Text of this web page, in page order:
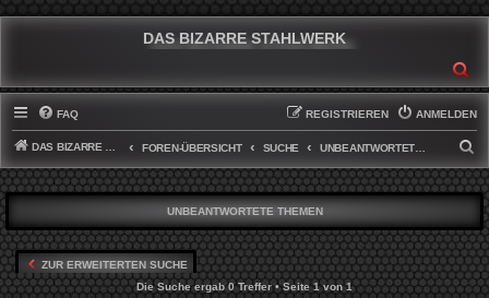
DAS BIZARRE STAHLWERK
FAQ ANMELDEN
REGISTRIEREN
DAS BIZARRE STAHLWERK FOREN-ÜBERSICHT SUCHE
U
C
H
E
UNBEANTWORTETE THEMEN
ZUR ERWEITERTEN SUCHE
Die Suche ergab 0 Treffer • Seite1von1